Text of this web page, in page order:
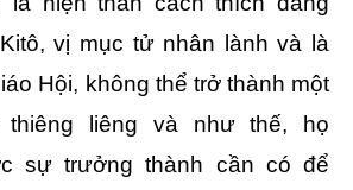
vị mục tử nhân lành và là
Hội, không thể trở thành một
thiêng liêng và như thế, họ
sự trưởng thành cần có để